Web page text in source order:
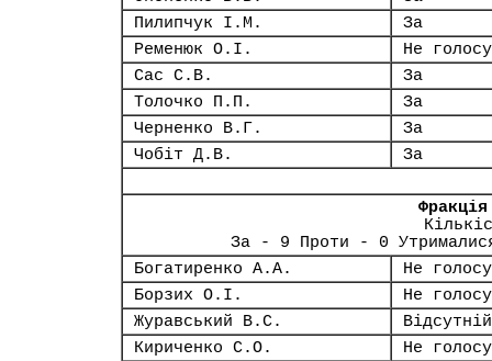
Пилипчук І.М.
За
Ременюк О.І.
Не
Сас С.В.
За
Толочко П.П.
За
Черненко В.Г.
За
Чобіт Д.В.
За
За - 9 Проти - 0
Богатиренко А.А.
Не
Борзих О.І.
Не
Журавський В.С.
Відсутній
Кириченко С.О.
Не